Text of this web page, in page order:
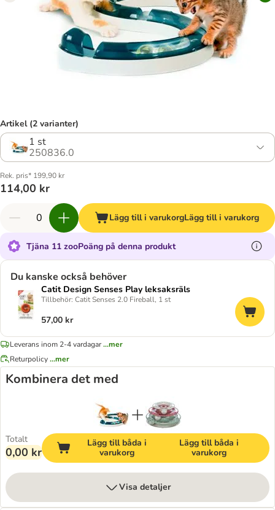
Artikel (2 varianter)
1 st
250836.0
Rek. pris* 199,90 kr
114,00 kr
Lägg till i varukorgLägg till i varukorg
Tjäna 11 zooPoäng på denna produkt
Du kanske också behöver
Catit Design Senses Play leksaksräls
Tillbehör: Catit Senses 2.0 Fireball, 1 st
57,00 kr
Leverans inom 2-4 vardagar...mer
Returpolicy...mer
Kombinera det med
Totalt
0,00 kr
Lägg till båda i
varukorg
Lägg till båda i
varukorg
Visa detaljer